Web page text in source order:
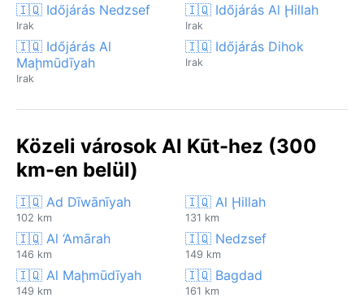
🇮🇶 Időjárás Nedzsef
Irak
🇮🇶 Időjárás Al Ḩillah
Irak
🇮🇶 Időjárás Al
Maḩmūdīyah
Irak
🇮🇶 Időjárás Dihok
Irak
Közeli városok Al Kūt-hez (300
km-en belül)
🇮🇶 Ad Dīwānīyah
102 km
🇮🇶 Al Ḩillah
131 km
🇮🇶 Al ‘Amārah
146 km
🇮🇶 Nedzsef
149 km
🇮🇶 Al Maḩmūdīyah
149 km
🇮🇶 Bagdad
161 km